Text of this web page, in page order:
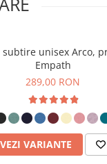
subtire unisex Arco,
Empath
289,00 RON
VEZI VARIANTE